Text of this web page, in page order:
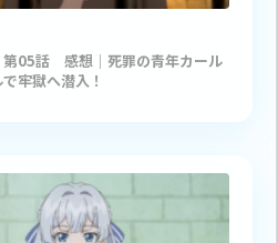
05話 感想｜死罪の青年カール
牢獄へ潜入！